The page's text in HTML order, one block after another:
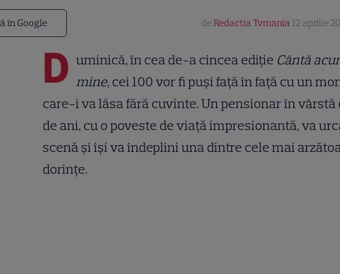
în Google deRedactia Tvmania 12 aprilie
D uminică, în cea de-a cincea ediție Cântă
mine, cei 100 vor fi puși față în față cu un
care-i va lăsa fără cuvinte. Un pensionar în vârstă
de ani, cu o poveste de viață impresionantă, va
scenă și își va îndeplini una dintre cele mai
dorințe.